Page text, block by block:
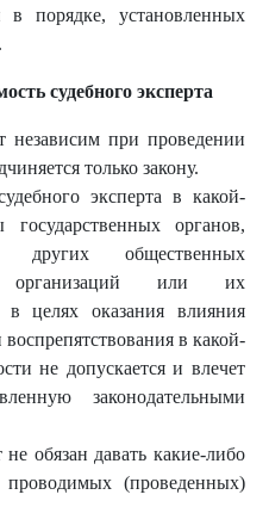
порядке, установленных
судебного эксперта
независим при проведении
только закону.
эксперта в какой-
органов,
других общественных
организаций или их
в целях оказания влияния
в какой-
не допускается и влечет
законодательными
обязан давать какие-либо
(проведенных)